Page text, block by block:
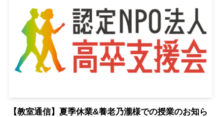
【教室通信】夏季休業&養老乃瀧様での授業のお知ら